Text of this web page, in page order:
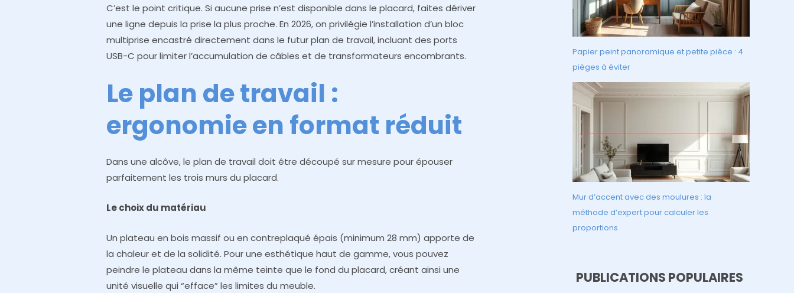
C’est le point critique. Si aucune prise n’est disponible dans le placard, faites dériver
une ligne depuis la prise la plus proche. En 2026, on privilégie l’installation d’un bloc
multiprise encastré directement dans le futur plan de travail, incluant des ports
USB-C pour limiter l’accumulation de câbles et de transformateurs encombrants.
Le plan de travail :
ergonomie en format réduit
Dans une alcôve, le plan de travail doit être découpé sur mesure pour épouser
parfaitement les trois murs du placard.
Le choix du matériau
Un plateau en bois massif ou en contreplaqué épais (minimum 28 mm) apporte de
la chaleur et de la solidité. Pour une esthétique haut de gamme, vous pouvez
peindre le plateau dans la même teinte que le fond du placard, créant ainsi une
unité visuelle qui “efface” les limites du meuble.
Papier peint panoramique et petite pièce : 4
pièges à éviter
Mur d’accent avec des moulures : la
méthode d’expert pour calculer les
proportions
PUBLICATIONS POPULAIRES